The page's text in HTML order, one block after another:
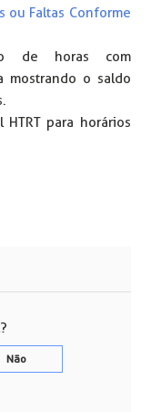
ou Faltas Conforme
de horas com
mostrando o saldo
para horários